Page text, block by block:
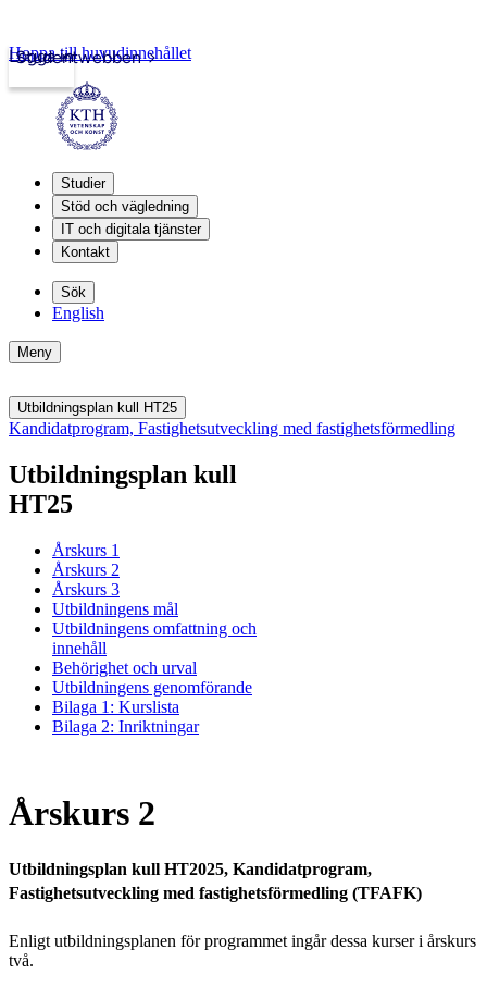
Studentwebben
Logga in
Hoppa till huvudinnehållet
Studier
Stöd och vägledning
IT och digitala tjänster
Kontakt
Sök
English
Meny
Utbildningsplan kull HT25
Kandidatprogram, Fastighetsutveckling med fastighetsförmedling
Utbildningsplan kull
HT25
Årskurs 1
Årskurs 2
Årskurs 3
Utbildningens mål
Utbildningens omfattning och
innehåll
Behörighet och urval
Utbildningens genomförande
Bilaga 1: Kurslista
Bilaga 2: Inriktningar
Årskurs 2
Utbildningsplan kull HT2025, Kandidatprogram,
Fastighetsutveckling med fastighetsförmedling (TFAFK)
Enligt utbildningsplanen för programmet ingår dessa kurser i årskurs
två.